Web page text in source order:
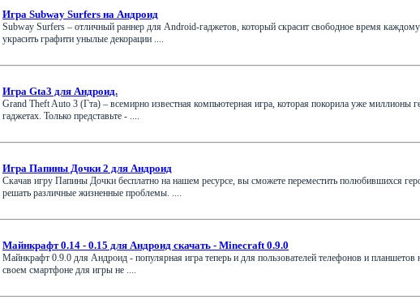
Игра Subway Surfers на Андроид
Subway Surfers – отличный раннер для Android-гаджетов, который скрасит свободное время
украсить графити унылые декорации ....
Игра Gta3 для Андроид.
Grand Theft Auto 3 (Гта) – всемирно известная компьютерная игра, которая покорила уже миллионы
гаджетах. Только представьте - ....
Игра Папины Дочки 2 для Андроид
Скачав игру Папины Дочки бесплатно на нашем ресурсе, вы сможете переместить полюбившихся
решать различные жизненные проблемы. ....
Майнкрафт 0.14 - 0.15 для Aндроид скачать - Minecraft 0.9.0
Майнкрафт 0.9.0 для Aндроид - популярная игра теперь и для пользователей телефонов и
своем смартфоне для игры не ....